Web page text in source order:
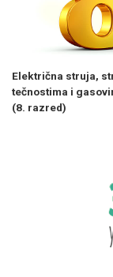
Električna struja,
tečnostima i
(8. razred)